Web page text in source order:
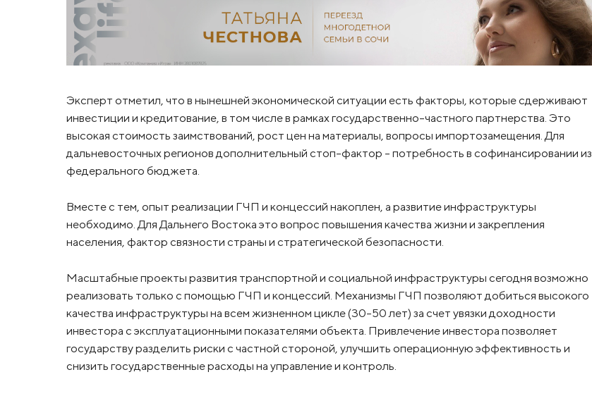
Эксперт отметил, что в нынешней экономической ситуации есть факторы, которые сдерживают
инвестиции и кредитование, в том числе в рамках государственно-частного партнерства. Это
высокая стоимость заимствований, рост цен на материалы, вопросы импортозамещения. Для
дальневосточных регионов дополнительный стоп-фактор - потребность в софинансировании из
федерального бюджета.
Вместе с тем, опыт реализации ГЧП и концессий накоплен, а развитие инфраструктуры
необходимо. Для Дальнего Востока это вопрос повышения качества жизни и закрепления
населения, фактор связности страны и стратегической безопасности.
Масштабные проекты развития транспортной и социальной инфраструктуры сегодня возможно
реализовать только с помощью ГЧП и концессий. Механизмы ГЧП позволяют добиться высокого
качества инфраструктуры на всем жизненном цикле (30-50 лет) за счет увязки доходности
инвестора с эксплуатационными показателями объекта. Привлечение инвестора позволяет
государству разделить риски с частной стороной, улучшить операционную эффективность и
снизить государственные расходы на управление и контроль.